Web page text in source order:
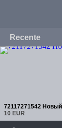
Recente
72117271542
10 EUR